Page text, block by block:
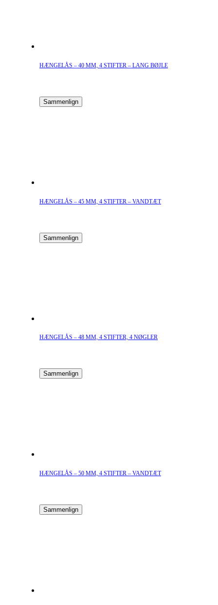
HÆNGELÅS – 40 MM, 4 STIFTER – LANG BØJLE
Sammenlign
HÆNGELÅS – 45 MM, 4 STIFTER – VANDTÆT
Sammenlign
HÆNGELÅS – 48 MM, 4 STIFTER, 4 NØGLER
Sammenlign
HÆNGELÅS – 50 MM, 4 STIFTER – VANDTÆT
Sammenlign